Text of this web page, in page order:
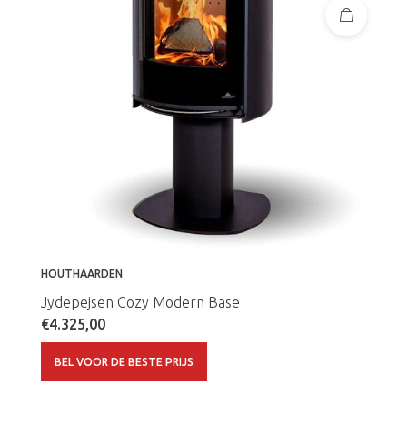
HOUTHAARDEN
Jydepejsen Cozy Modern Base
€4.325,00
BEL VOOR DE BESTE PRIJS